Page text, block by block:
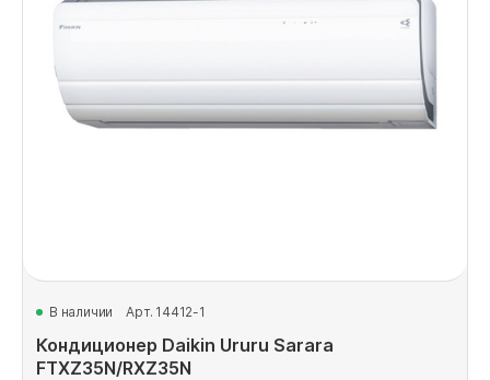
В наличии Арт. 14412-1
Кондиционер Daikin Ururu Sarara
FTXZ35N/RXZ35N